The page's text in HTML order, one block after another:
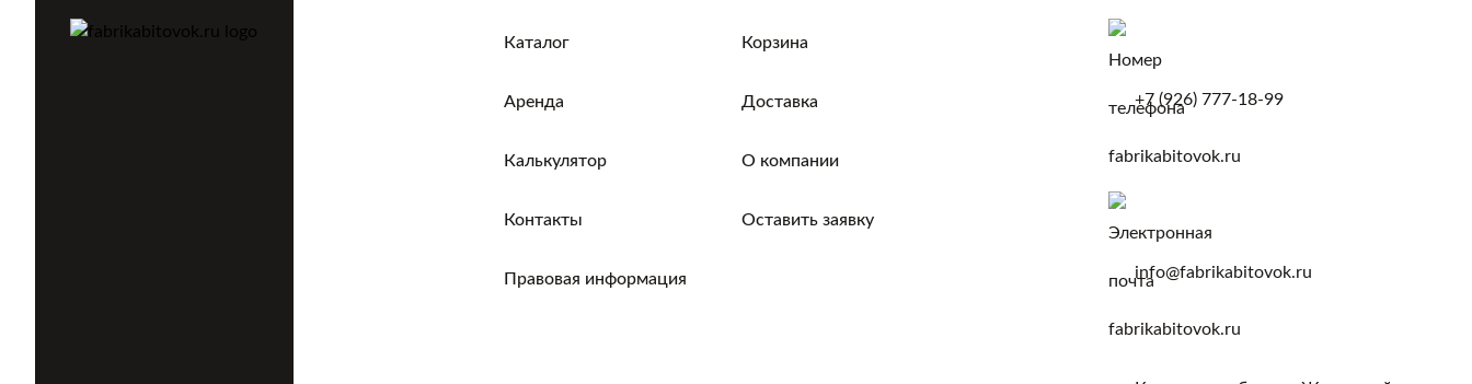
Каталог Корзина
Аренда Доставка
Калькулятор О компании
Контакты Оставить заявку
Правовая информация
+7 (926) 777-18-99
info@fabrikabitovok.ru